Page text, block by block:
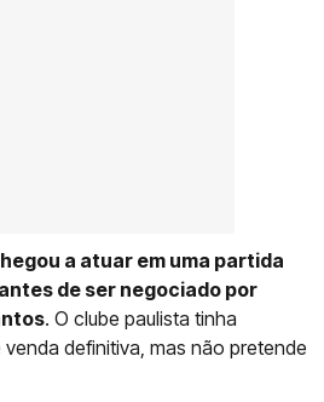
a atuar em uma partida
de ser negociado por
. O clube paulista tinha
definitiva, mas não pretende